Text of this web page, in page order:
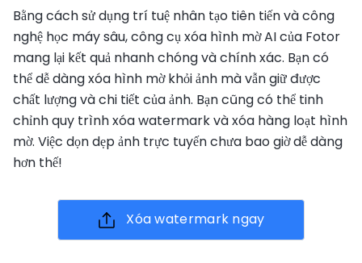
Bằng cách sử dụng trí tuệ nhân tạo tiên tiến và công
nghệ học máy sâu, công cụ xóa hình mờ AI của Fotor
mang lại kết quả nhanh chóng và chính xác. Bạn có
thể dễ dàng xóa hình mờ khỏi ảnh mà vẫn giữ được
chất lượng và chi tiết của ảnh. Bạn cũng có thể tinh
chỉnh quy trình xóa watermark và xóa hàng loạt hình
mờ. Việc dọn dẹp ảnh trực tuyến chưa bao giờ dễ dàng
hơn thế!
Xóa watermark ngay